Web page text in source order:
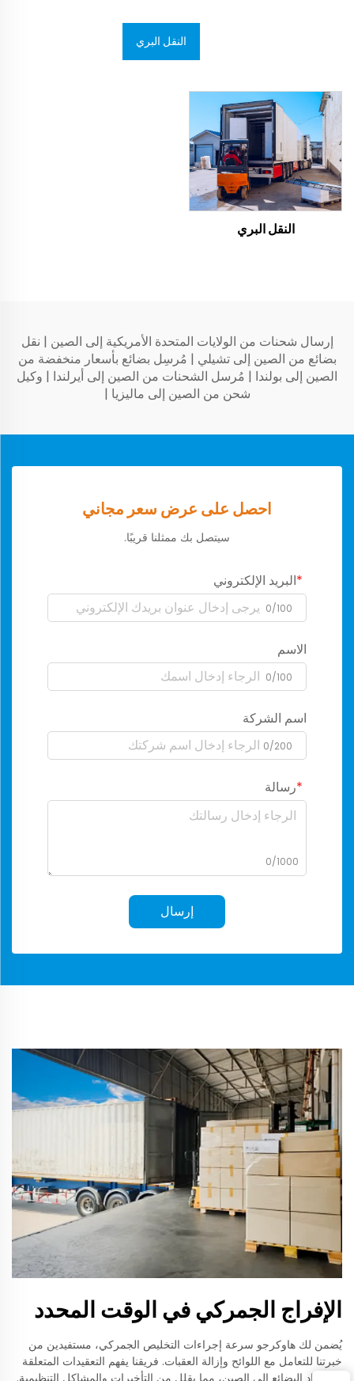
النقل البري
النقل البري
إرسال شحنات من الولايات المتحدة الأمريكية إلى الصين | نقل
بضائع من الصين إلى تشيلي | مُرسِل بضائع بأسعار منخفضة من
الصين إلى بولندا | مُرسل الشحنات من الصين إلى أيرلندا | وكيل
شحن من الصين إلى ماليزيا |
احصل على عرض سعر مجاني
سيتصل بك ممثلنا قريبًا.
البريد الإلكتروني
0/100
الاسم
0/100
اسم الشركة
0/200
رسالة
0/1000
إرسال
الإفراج الجمركي في الوقت المحدد
يُضمن لك هاوكرجو سرعة إجراءات التخليص الجمركي، مستفيدين من
خبرتنا للتعامل مع اللوائح وإزالة العقبات. فريقنا يفهم التعقيدات المتعلقة